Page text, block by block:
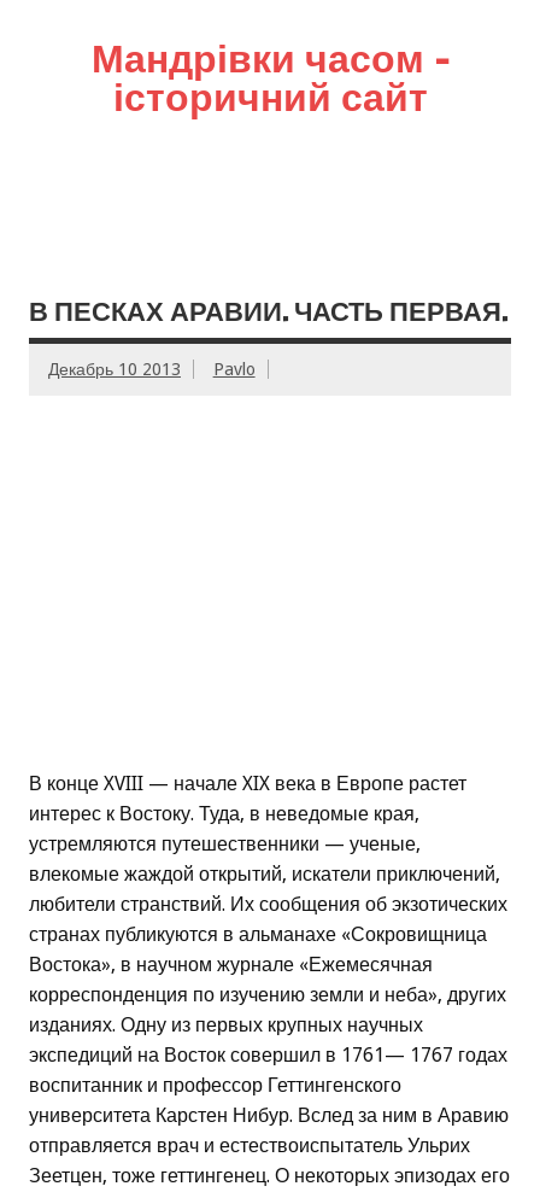
Мандрівки часом –
історичний сайт
В ПЕСКАХ АРАВИИ. ЧАСТЬ ПЕРВАЯ.
Декабрь 10 2013 Pavlo
В конце XVIII — начале XIX века в Европе растет
интерес к Востоку. Туда, в неведомые края,
устремляются путешественники — ученые,
влекомые жаждой открытий, искатели приключений,
любители странствий. Их сообщения об экзотических
странах публикуются в альманахе «Сокровищница
Востока», в научном журнале «Ежемесячная
корреспонденция по изучению земли и неба», других
изданиях. Одну из первых крупных научных
экспедиций на Восток совершил в 1761— 1767 годах
воспитанник и профессор Геттингенского
университета Карстен Нибур. Вслед за ним в Аравию
отправляется врач и естествоиспытатель Ульрих
Зеетцен, тоже геттингенец. О некоторых эпизодах его